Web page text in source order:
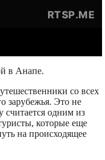
в Анапе.
со всех
зарубежья. Это не
считается одним из
которые еще
на происходящее